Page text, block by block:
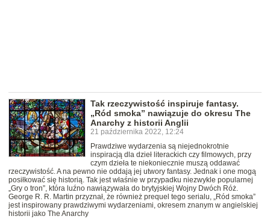
Tak rzeczywistość inspiruje fantasy.
„Ród smoka” nawiązuje do okresu The
Anarchy z historii Anglii
21 października 2022, 12:24
Prawdziwe wydarzenia są niejednokrotnie
inspiracją dla dzieł literackich czy filmowych, przy
czym dzieła te niekoniecznie muszą oddawać
rzeczywistość. A na pewno nie oddają jej utwory fantasy. Jednak i one mogą
posiłkować się historią. Tak jest właśnie w przypadku niezwykle popularnej
„Gry o tron”, która luźno nawiązywała do brytyjskiej Wojny Dwóch Róż.
George R. R. Martin przyznał, że również prequel tego serialu, „Ród smoka”
jest inspirowany prawdziwymi wydarzeniami, okresem znanym w angielskiej
historii jako The Anarchy